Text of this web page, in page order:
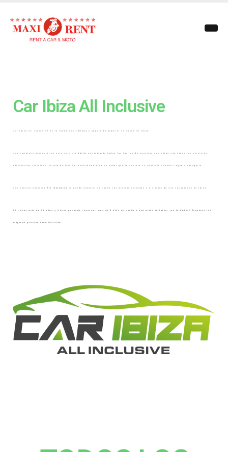
Car Ibiza All Inclusive
Car Ibiza all inclusive es la forma más cómoda y segura de alquilar un coche en Ibiza.
Nos complace presentarles este servicio dónde encontrarán todas las tarifas de nuestros vehículos con todos los servicios
adicionales incluidos, lo que evitará la incertidumbre de no saber qué le costará su vehículo cuando llegue a recogerlo.
Con nuestro servicio All Inclusive ya puede alquilar su coche con precios cerrados y disfrutar de sus vacaciones en Ibiza!
Si tienes más de 26 años y tienes pensado reservar más de 2 días un coche o una moto en Ibiza, ¡no lo dudes! Tenemos los
mejores precios todo incluido.